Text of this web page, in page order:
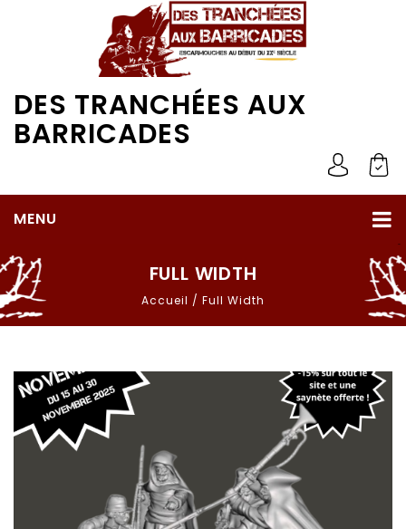
DES TRANCHÉES AUX
BARRICADES
MENU
FULL WIDTH
Accueil / Full Width